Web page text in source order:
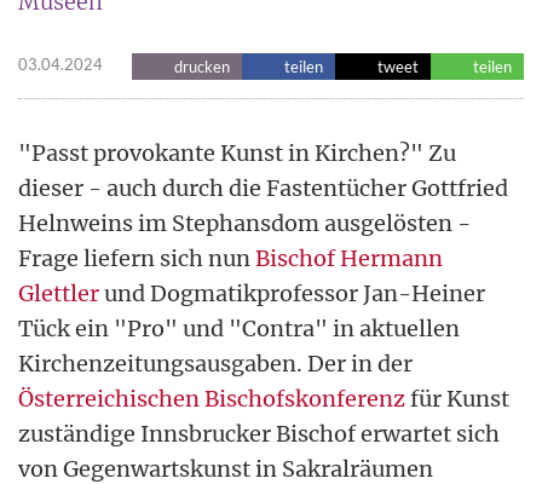
03.04.2024 drucken teilen tweet teilen
"Passt provokante Kunst in Kirchen?" Zu
dieser - auch durch die Fastentücher Gottfried
Helnweins im Stephansdom ausgelösten -
Frage liefern sich nunBischof Hermann
Glettlerund Dogmatikprofessor Jan-Heiner
Tück ein "Pro" und "Contra" in aktuellen
Kirchenzeitungsausgaben. Der in der
Österreichischen Bischofskonferenzfür Kunst
zuständige Innsbrucker Bischof erwartet sich
von Gegenwartskunst in Sakralräumen